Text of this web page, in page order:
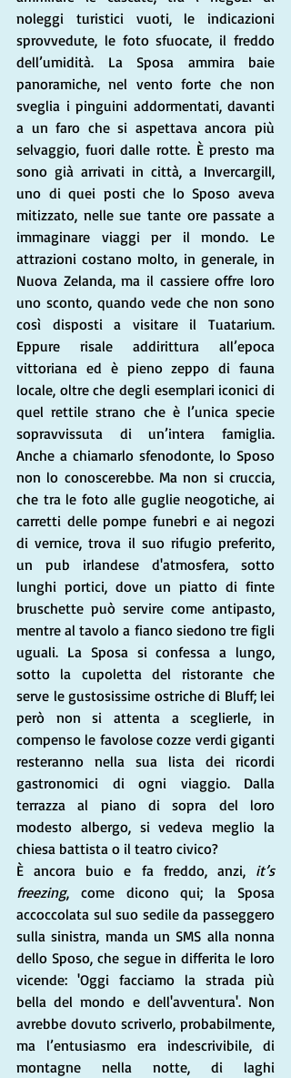
noleggi turistici vuoti, le indicazioni
sprovvedute, le foto sfuocate, il freddo
dell’umidità. La Sposa ammira baie
panoramiche, nel vento forte che non
sveglia i pinguini addormentati, davanti
a un faro che si aspettava ancora più
selvaggio, fuori dalle rotte. È presto ma
sono già arrivati in città, a Invercargill,
uno di quei posti che lo Sposo aveva
mitizzato, nelle sue tante ore passate a
immaginare viaggi per il mondo. Le
attrazioni costano molto, in generale, in
Nuova Zelanda, ma il cassiere offre loro
uno sconto, quando vede che non sono
così disposti a visitare il Tuatarium.
Eppure risale addirittura all’epoca
vittoriana ed è pieno zeppo di fauna
locale, oltre che degli esemplari iconici di
quel rettile strano che è l’unica specie
sopravvissuta di un’intera famiglia.
Anche a chiamarlo sfenodonte, lo Sposo
non lo conoscerebbe. Ma non si cruccia,
che tra le foto alle guglie neogotiche, ai
carretti delle pompe funebri e ai negozi
di vernice, trova il suo rifugio preferito,
un pub irlandese d'atmosfera, sotto
lunghi portici, dove un piatto di finte
bruschette può servire come antipasto,
mentre al tavolo a fianco siedono tre figli
uguali. La Sposa si confessa a lungo,
sotto la cupoletta del ristorante che
serve le gustosissime ostriche di Bluff; lei
però non si attenta a sceglierle, in
compenso le favolose cozze verdi giganti
resteranno nella sua lista dei ricordi
gastronomici di ogni viaggio. Dalla
terrazza al piano di sopra del loro
modesto albergo, si vedeva meglio la
chiesa battista o il teatro civico?
È ancora buio e fa freddo, anzi, it’s
freezing, come dicono qui; la Sposa
accoccolata sul suo sedile da passeggero
sulla sinistra, manda un SMS alla nonna
dello Sposo, che segue in differita le loro
vicende: 'Oggi facciamo la strada più
bella del mondo e dell'avventura'. Non
avrebbe dovuto scriverlo, probabilmente,
ma l’entusiasmo era indescrivibile, di
montagne nella notte, di laghi